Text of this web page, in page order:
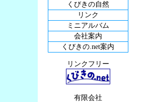
くびきの自然
リンク
ミニアルバム
会社案内
くびきの.net案内
リンクフリー
有限会社